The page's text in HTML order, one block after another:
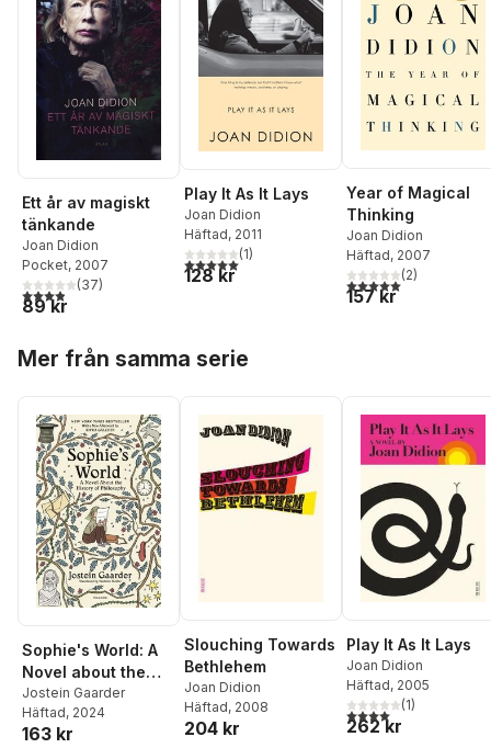
Ett år av magiskt
tänkande
Joan Didion
Pocket, 2007
3,9utav 5 stjärnor. Totalt antal röster:
(37)
89 kr
Play It As It Lays
Joan Didion
Häftad, 2011
5,0utav 5 stjärnor. Totalt antal röster:
(1)
128 kr
Year of Magical
Thinking
Joan Didion
Häftad, 2007
5,0utav 5 stjärnor.
(2)
157 kr
Mer från samma serie
Sophie's World: A
Novel about the
History of
Philosophy (30th
Anniversary
Jostein Gaarder
Häftad, 2024
163 kr
Slouching Towards
Bethlehem
Joan Didion
Häftad, 2008
204 kr
Play It As It Lays
Joan Didion
Häftad, 2005
4,0utav 5 stjärnor.
(1)
262 kr